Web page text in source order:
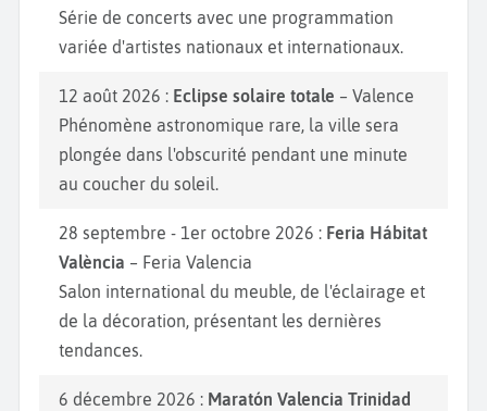
Série de concerts avec une programmation
variée d'artistes nationaux et internationaux.
12 août 2026 : Eclipse solaire totale – Valence
Phénomène astronomique rare, la ville sera
plongée dans l'obscurité pendant une minute
au coucher du soleil.
28 septembre - 1er octobre 2026 : Feria Hábitat
València – Feria Valencia
Salon international du meuble, de l'éclairage et
de la décoration, présentant les dernières
tendances.
6 décembre 2026 : Maratón Valencia Trinidad